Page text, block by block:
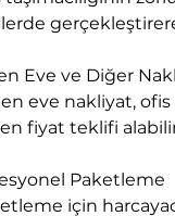
Eve ve Diğer
fiyat teklifi
Paketleme